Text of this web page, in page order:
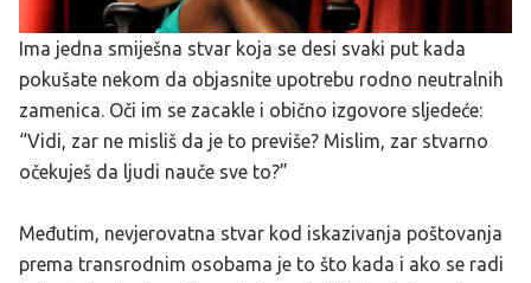
Ima jedna smiješna stvar koja se desi svaki put kada
pokušate nekom da objasnite upotrebu rodno neutralnih
zamenica. Oči im se zacakle i obično izgovore sljedeće:
“Vidi, zar ne misliš da je to previše? Mislim, zar stvarno
očekuješ da ljudi nauče sve to?”
Međutim, nevjerovatna stvar kod iskazivanja poštovanja
prema transrodnim osobama je to što kada i ako se radi